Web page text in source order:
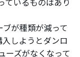
が種類が減って
しようとダンロ
ーズがなくなって